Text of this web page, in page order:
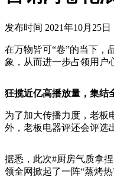
发布时间 2021年10月25
在万物皆可“卷”的当下，
象，从而进一步占领用户
狂揽近亿高播放量，集结
为了加大传播力度，老板
外，老板电器评还会评选
据悉，此次#厨房气质拿
领全网掀起了一阵“蒸烤